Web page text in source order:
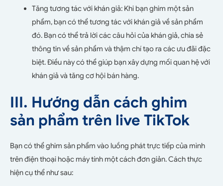
Tăng tương tác với khán giả: Khi bạn ghim một sản
phẩm, bạn có thể tương tác với khán giả về sản phẩm
đó. Bạn có thể trả lời các câu hỏi của khán giả, chia sẻ
thông tin về sản phẩm và thậm chí tạo ra các ưu đãi đặc
biệt. Điều này có thể giúp bạn xây dựng mối quan hệ với
khán giả và tăng cơ hội bán hàng.
III. Hướng dẫn cách ghim
sản phẩm trên live TikTok
Bạn có thể ghim sản phẩm vào luồng phát trực tiếp của mình
trên điện thoại hoặc máy tính một cách đơn giản. Cách thực
hiện cụ thể như sau: